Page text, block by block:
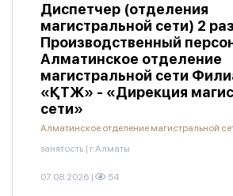
Диспетчер (отделения
магистральной сети) 2
Производственный
Алматинское отделение
магистральной сети
«ҚТЖ» - «Дирекция
сети»
Алматинское отделение магистральной
занятость | г.Алматы
07.08.2026 | 54